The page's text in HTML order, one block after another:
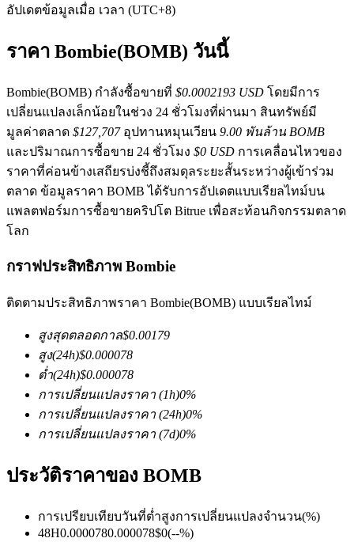
ฟิวเจอร์ส USDT
ฟิวเจอร์สสกุลเงินดิจิทัล
TradFi
อนุพันธ์ของหุ้น ฟอเร็กซ์ โลหะมีค่า และสินค้าโภคภัณฑ์
ฟิวเจอร์ส USDC
อัปเดตข้อมูลเมื่อ เวลา (UTC+8)
ราคา Bombie(BOMB) วันนี้
Bombie(BOMB) กำลังซื้อขายที่ $0.0002193 USD โดยมีการ
เปลี่ยนแปลงเล็กน้อยในช่วง 24 ชั่วโมงที่ผ่านมา สินทรัพย์มี
มูลค่าตลาด $127,707อุปทานหมุนเวียน 9.00 พันล้าน BOMB
และปริมาณการซื้อขาย 24 ชั่วโมง $0 USD การเคลื่อนไหวของ
ราคาที่ค่อนข้างเสถียรบ่งชี้ถึงสมดุลระยะสั้นระหว่างผู้เข้าร่วม
ตลาด ข้อมูลราคา BOMB ได้รับการอัปเดตแบบเรียลไทม์บน
แพลตฟอร์มการซื้อขายคริปโต Bitrue เพื่อสะท้อนกิจกรรมตลาด
โลก
กราฟประสิทธิภาพ Bombie
ติดตามประสิทธิภาพราคา Bombie(BOMB) แบบเรียลไทม์
สูงสุดตลอดกาล$0.00179
สูง(24h)$0.000078
ต่ำ(24h)$0.000078
การเปลี่ยนแปลงราคา (1h)0%
การเปลี่ยนแปลงราคา (24h)0%
การเปลี่ยนแปลงราคา (7d)0%
ประวัติราคาของ BOMB
การเปรียบเทียบวันที่ต่ำสูงการเปลี่ยนแปลงจำนวน(%)
48H0.0000780.000078$0(--%)